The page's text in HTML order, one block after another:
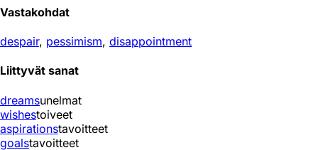
Vastakohdat
despair, pessimism, disappointment
Liittyvät sanat
dreamsunelmat
wishestoiveet
aspirationstavoitteet
goalstavoitteet